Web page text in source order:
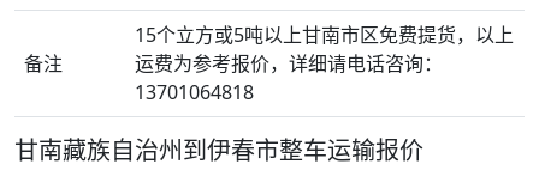
备注
15个立方或5吨以上甘南市区免费提货，以上
运费为参考报价，详细请电话咨询：
13701064818
甘南藏族自治州到伊春市整车运输报价